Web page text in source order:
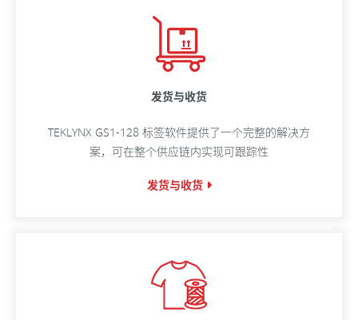
发货与收货
TEKLYNX GS1-128 标签软件提供了一个完整的解决方
案，可在整个供应链内实现可跟踪性
发货与收货